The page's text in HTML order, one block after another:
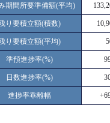
期間所要準備額(平均)
り要積立額(積数)
り要積立額(平均)
準預進捗率(%)
日数進捗率(%)
進捗率乖離幅